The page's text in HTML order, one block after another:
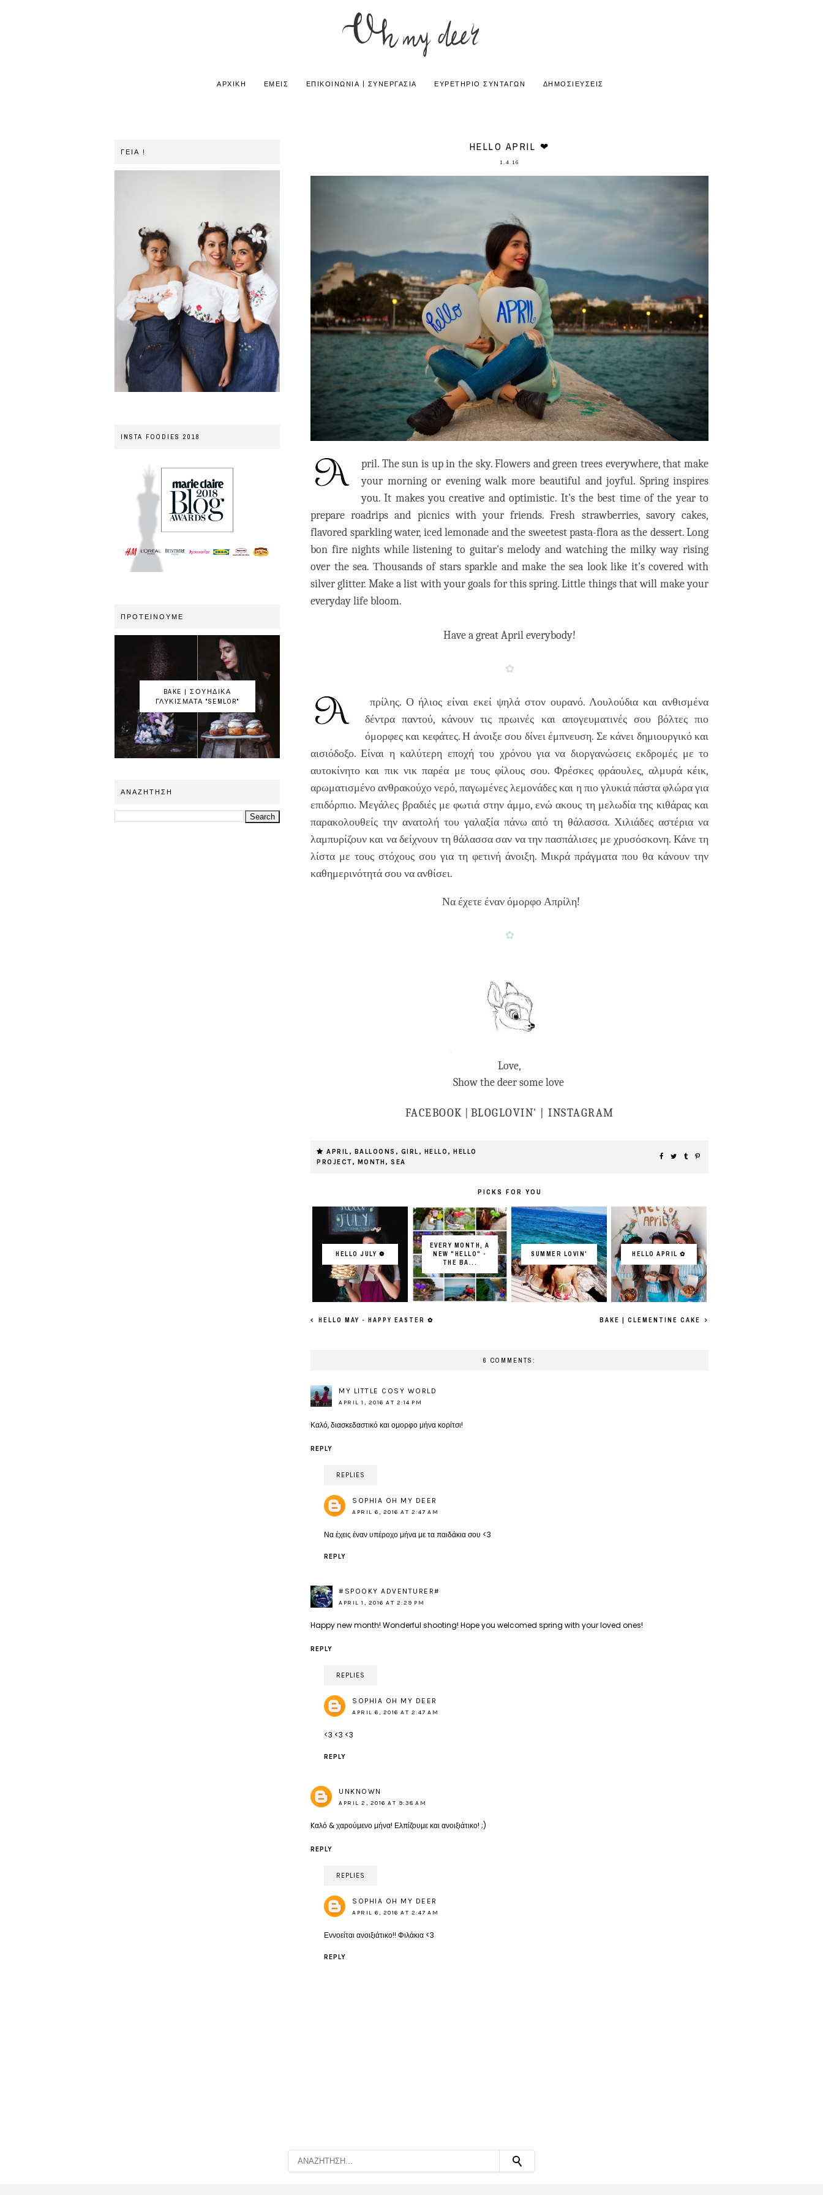
ΑΡΧΙΚΗ ΕΜΕΙΣ ΕΠΙΚΟΙΝΩΝΙΑ | ΣΥΝΕΡΓΑΣΙΑ ΕΥΡΕΤΗΡΙΟ ΣΥΝΤΑΓΩΝ ΔΗΜΟΣΙΕΥΣΕΙΣ
HELLO APRIL ❤
1.4.16
pril. The sun is up in the sky. Flowers and green trees everywhere, that make
your morning or evening walk more beautiful and joyful. Spring inspires
you. It makes you creative and optimistic. It's the best time of the year to
prepare roadrips and picnics with your friends. Fresh strawberries, savory cakes,
flavored sparkling water, iced lemonade and the sweetest pasta-flora as the dessert. Long
bon fire nights while listening to guitar's melody and watching the milky way rising
over the sea. Τhousands of stars sparkle and make the sea look like it's covered with
silver glitter. Make a list with your goals for this spring. Little things that will make your
everyday life bloom.
Have a great April everybody!
✿
πρίλης. Ο ήλιος είναι εκεί ψηλά στον ουρανό. Λουλούδια και ανθισμένα
δέντρα παντού, κάνουν τις πρωινές και απογευματινές σου βόλτες πιο
όμορφες και κεφάτες. Η άνοιξε σου δίνει έμπνευση. Σε κάνει δημιουργικό και
αισιόδοξο. Είναι η καλύτερη εποχή του χρόνου για να διοργανώσεις εκδρομές με το
αυτοκίνητο και πικ νικ παρέα με τους φίλους σου. Φρέσκες φράουλες, αλμυρά κέικ,
αρωματισμένο ανθρακούχο νερό, παγωμένες λεμονάδες και η πιο γλυκιά πάστα φλώρα για
επιδόρπιο. Μεγάλες βραδιές με φωτιά στην άμμο, ενώ ακους τη μελωδία της κιθάρας και
παρακολουθείς την ανατολή του γαλαξία πάνω από τη θάλασσα. Χιλιάδες αστέρια να
λαμπυρίζουν και να δείχνουν τη θάλασσα σαν να την πασπάλισες με χρυσόσκονη. Κάνε τη
λίστα με τους στόχους σου για τη φετινή άνοιξη. Μικρά πράγματα που θα κάνουν την
καθημερινότητά σου να ανθίσει.
Να έχετε έναν όμορφο Απρίλη!
✿
Love,
Show the deer some love
FACEBOOK BLOGLOVIN' | INSTAGRAM
APRIL , BALLOONS , GIRL , HELLO , HELLO
PROJECT, MONTH , SEA
PICKS FOR YOU
HELLO JULY ❁
EVERY MONTH, A
NEW "HELLO" -
THE BA...
SUMMER LOVIN' HELLO APRIL ✿
HELLO MAY - HAPPY EASTER ✿ BAKE | CLEMENTINE CAKE
6 COMMENTS:
MY LITTLE COSY WORLD
APRIL 1, 2016 AT 2:14 PM
Καλό, διασκεδαστικό και ομορφο μήνα κορίτσι!
REPLY
REPLIES
SOPHIA OH MY DEER
APRIL 6, 2016 AT 2:47 AM
Να έχεις έναν υπέροχο μήνα με τα παιδάκια σου <3
REPLY
#SPOOKY ADVENTURER#
APRIL 1, 2016 AT 2:29 PM
Happy new month! Wonderful shooting! Hope you welcomed spring with your loved ones!
REPLY
REPLIES
SOPHIA OH MY DEER
APRIL 6, 2016 AT 2:47 AM
<3 <3 <3
REPLY
UNKNOWN
APRIL 2, 2016 AT 9:38 AM
Kαλό & χαρούμενο μήνα! Ελπίζουμε και ανοιξιάτικο! ;)
REPLY
REPLIES
SOPHIA OH MY DEER
APRIL 6, 2016 AT 2:47 AM
Εννοείται ανοιξιάτικο!! Φιλάκια <3
REPLY
ΓΕΙΑ !
INSTA FOODIES 2018
ΠΡΟΤΕΙΝΟΥΜΕ
BAKE | ΣΟΥΗΔΙΚΑ
ΓΛΥΚΙΣΜΑΤΑ "SEMLOR"
ΑΝΑΖΗΤΗΣΗ